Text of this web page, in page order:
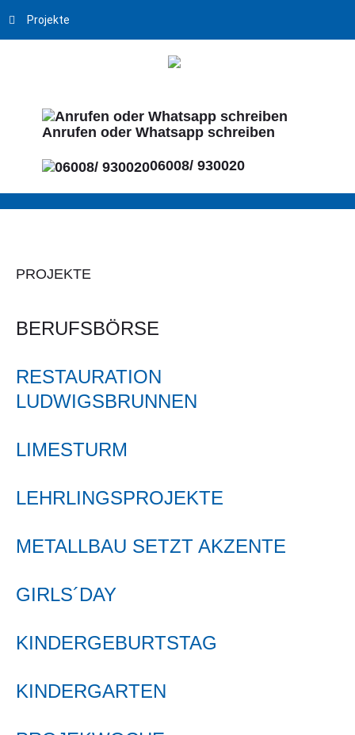
Anrufen oder Whatsapp schreiben
06008/ 930020
Projekte
PROJEKTE
BERUFSBÖRSE
RESTAURATION
LUDWIGSBRUNNEN
LIMESTURM
LEHRLINGSPROJEKTE
METALLBAU SETZT AKZENTE
GIRLS´DAY
KINDERGEBURTSTAG
KINDERGARTEN